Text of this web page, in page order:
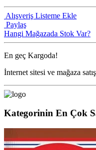
Alışveriş Listeme Ekle
Paylaş
Hangi Mağazada Stok Var?
En geç Kargoda!
İnternet sitesi ve mağaza
Kategorinin En Çok